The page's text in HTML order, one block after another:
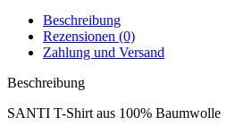
Beschreibung
Rezensionen (0)
Zahlung und Versand
Beschreibung
SANTI T-Shirt aus 100% Baumwolle